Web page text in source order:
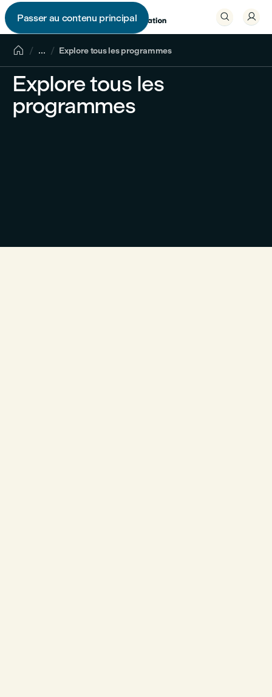
Passer au contenu principal
  
 ... Explore tous les programmes
Explore tous les
programmes